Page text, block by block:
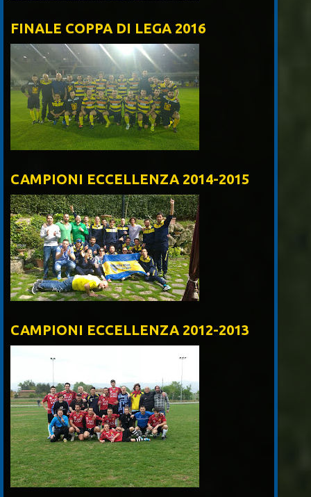
FINALE COPPA DI LEGA 2016
CAMPIONI ECCELLENZA 2014-2015
CAMPIONI ECCELLENZA 2012-2013